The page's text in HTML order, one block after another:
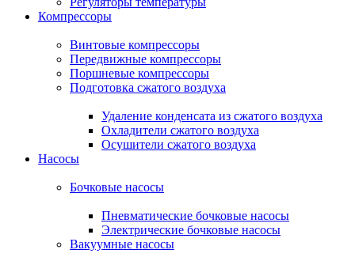
Компрессоры
Винтовые компрессоры
Передвижные компрессоры
Поршневые компрессоры
Подготовка сжатого воздуха
Удаление конденсата из сжатого воздуха
Охладители сжатого воздуха
Осушители сжатого воздуха
Насосы
Бочковые насосы
Пневматические бочковые насосы
Электрические бочковые насосы
Вакуумные насосы